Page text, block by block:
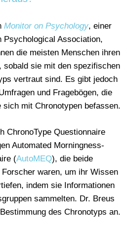
Monitor on Psychology, einer
Psychological Association,
die meisten Menschen ihren
sie mit den spezifischen
vertraut sind. Es gibt jedoch
und Fragebögen, die
sich mit Chronotypen befassen.
ChronoType Questionnaire
Automated Morningness-
(AutoMEQ), die beide
waren, um ihr Wissen
indem sie Informationen
sammelten. Dr. Breus
des Chronotyps an.